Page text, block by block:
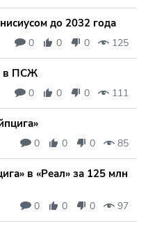
до 2032 года
0 0 0 125
в ПСЖ
0 0 0 111
0 0 0 85
в «Реал» за 125 млн
0 0 0 97